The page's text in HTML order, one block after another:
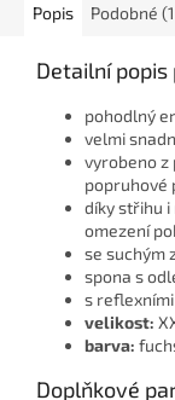
Popis Podobné
Detailní popis
pohodlný
velmi
vyrobeno z
popruhové
díky střihu
omezení
se suchým
spona s
s
velikost:
barva:
Doplňkové